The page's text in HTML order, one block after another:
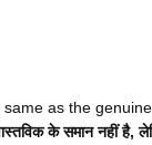
as the genuine
के समान नहीं है,